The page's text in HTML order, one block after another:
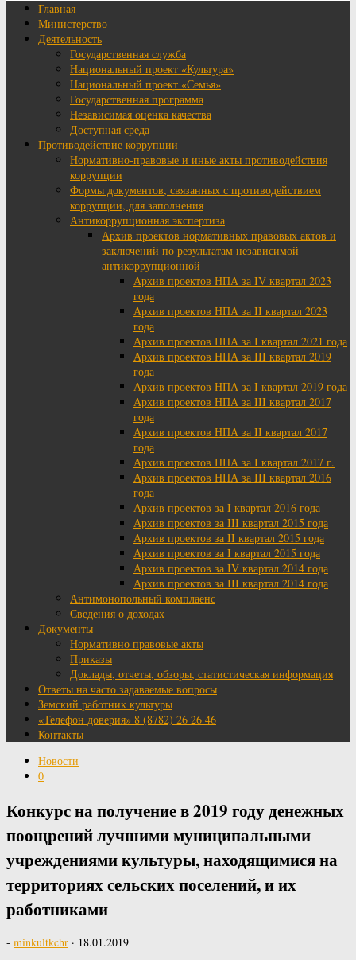
Главная
Министерство
Деятельность
Государственная служба
Национальный проект «Культура»
Национальный проект «Семья»
Государственная программа
Независимая оценка качества
Доступная среда
Противодействие коррупции
Нормативно-правовые и иные акты противодействия
коррупции
Формы документов, связанных с противодействием
коррупции, для заполнения
Антикоррупционная экспертиза
Архив проектов нормативных правовых актов и
заключений по результатам независимой
антикоррупционной
Архив проектов НПА за IV квартал 2023
года
Архив проектов НПА за II квартал 2023
года
Архив проектов НПА за I квартал 2021 года
Архив проектов НПА за III квартал 2019
года
Архив проектов НПА за I квартал 2019 года
Архив проектов НПА за III квартал 2017
года
Архив проектов НПА за II квартал 2017
года
Архив проектов НПА за I квартал 2017 г.
Архив проектов НПА за III квартал 2016
года
Архив проектов за I квартал 2016 года
Архив проектов за III квартал 2015 года
Архив проектов за II квартал 2015 года
Архив проектов за I квартал 2015 года
Архив проектов за IV квартал 2014 года
Архив проектов за III квартал 2014 года
Антимонопольный комплаенс
Сведения о доходах
Документы
Нормативно правовые акты
Приказы
Доклады, отчеты, обзоры, статистическая информация
Ответы на часто задаваемые вопросы
Земский работник культуры
«Телефон доверия» 8 (8782) 26 26 46
Контакты
Новости
0
Конкурс на получение в 2019 году денежных
поощрений лучшими муниципальными
учреждениями культуры, находящимися на
территориях сельских поселений, и их
работниками
- minkultkchr · 18.01.2019